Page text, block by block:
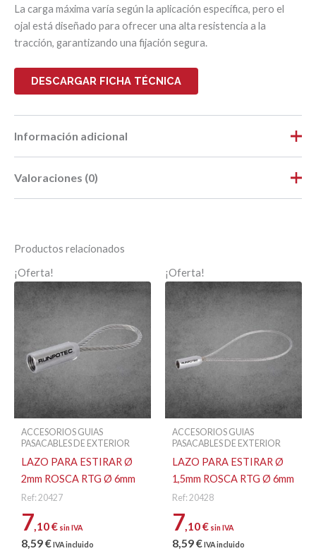
La carga máxima varía según la aplicación específica, pero el
ojal está diseñado para ofrecer una alta resistencia a la
tracción, garantizando una fijación segura.
DESCARGAR FICHA TÉCNICA
Información adicional
Peso
Ancho
Alto 0,01
30208
Enlace
fabricante
https://www.runpotec.com/en/products/
eyelet-8mm
Valoraciones (0)
Sé el primero en valorar “CABEZAL CON
OJAL Ø8mm – RTG Ø 6mm”
Tu dirección de correo electrónico no será publicada.
Los campos obligatorios están marcados con
Tu puntuación*
Tu valoración
Nombre
Correo electrónico
Productos relacionados
¡Oferta!
ACCESORIOS GUIAS
PASACABLES DE EXTERIOR
LAZO PARA ESTIRAR Ø
2mm ROSCA RTG Ø 6mm
Ref: 20427
7,10€ sin IVA
8,59€ IVA incluido
¡Oferta!
ACCESORIOS GUIAS
PASACABLES DE EXTERIOR
LAZO PARA ESTIRAR Ø
1,5mm ROSCA RTG Ø 6mm
Ref: 20428
7,10€ sin IVA
8,59€ IVA incluido